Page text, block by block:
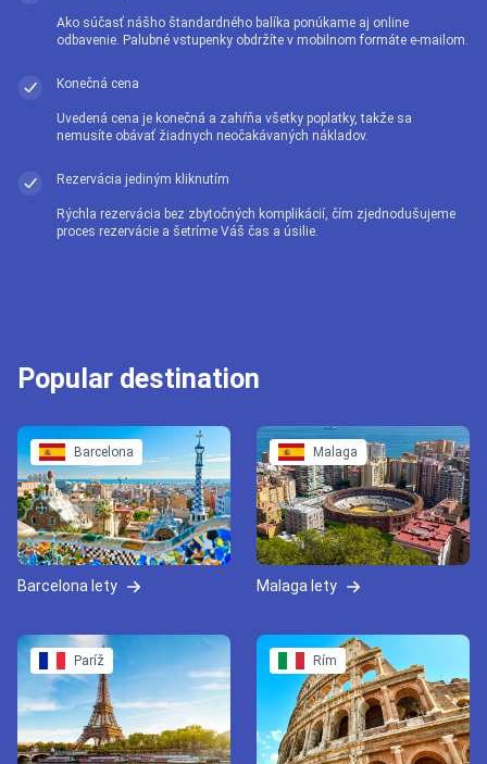
Ako súčasť nášho štandardného balíka ponúkame aj online
odbavenie. Palubné vstupenky obdržíte v mobilnom formáte e-mailom.
Konečná cena
Uvedená cena je konečná a zahŕňa všetky poplatky, takže sa
nemusíte obávať žiadnych neočakávaných nákladov.
Rezervácia jediným kliknutím
Rýchla rezervácia bez zbytočných komplikácií, čím zjednodušujeme
proces rezervácie a šetríme Váš čas a úsilie.
Popular destination
Barcelona
Barcelona lety
Malaga
Malaga lety
Paríž Rím